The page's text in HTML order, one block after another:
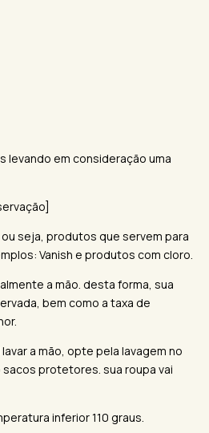
levando em consideração uma
seja, produtos que servem para
Vanish e produtos com cloro.
a mão. desta forma, sua
bem como a taxa de
a mão, opte pela lavagem no
protetores. sua roupa vai
inferior 110 graus.